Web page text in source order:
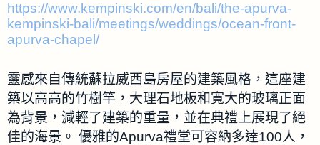
https://www.kempinski.com/en/bali/the-apurva-
kempinski-bali/meetings/weddings/ocean-front-
apurva-chapel/
靈感來自傳統蘇拉威西島房屋的建築風格，這座建
築以高高的竹樹竿，大理石地板和寬大的玻璃正面
為背景，減輕了建築的重量，並在典禮上展現了絕
佳的海景。 優雅的Apurva禮堂可容納多達100人，